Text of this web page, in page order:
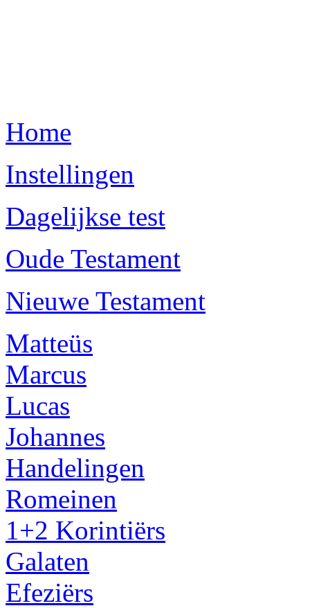
Home
Instellingen
Dagelijkse test
Oude Testament
Nieuwe Testament
Matteüs
Marcus
Lucas
Johannes
Handelingen
Romeinen
1+2 Korintiërs
Galaten
Efeziërs